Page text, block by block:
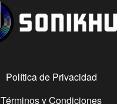
Política de Privacidad
Términos y Condiciones